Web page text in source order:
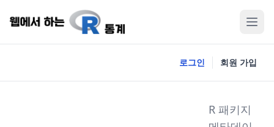
로그인 회원 가입
R 패키지